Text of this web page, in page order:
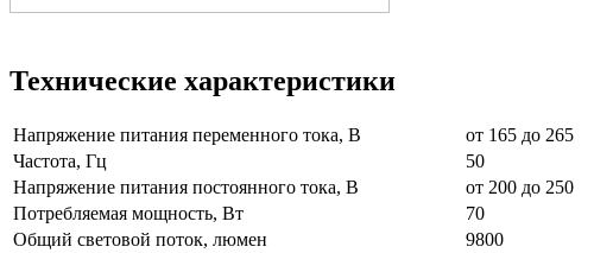
Технические характеристики
Напряжение питания переменного тока, В
от 165 до 265
Частота, Гц
50
Напряжение питания постоянного тока, В
от 200 до 250
Потребляемая мощность, Вт
70
Общий световой поток, люмен
9800